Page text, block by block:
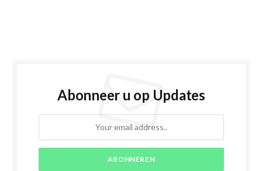
Abonneer u op Updates